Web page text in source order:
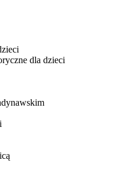
dla dzieci